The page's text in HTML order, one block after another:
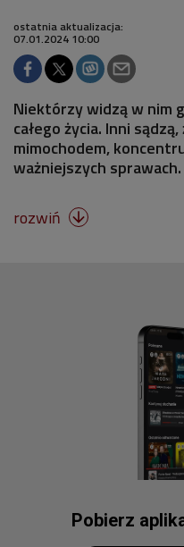
ostatnia aktualizacja:
07.01.2024 10:00
Niektórzy widzą w nim
całego życia. Inni
mimochodem,
ważniejszych sprawach.
rozwiń 
Pobierz